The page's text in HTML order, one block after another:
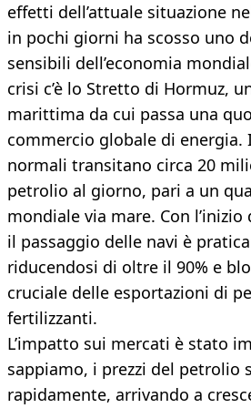
effetti dell’attuale situazione
in pochi giorni ha scosso uno
sensibili dell’economia
crisi c’è lo Stretto di Hormuz,
marittima da cui passa una
commercio globale di energia.
normali transitano circa 20
petrolio al giorno, pari a un
mondiale via mare. Con
il passaggio delle navi è
riducendosi di oltre il 90% e
cruciale delle esportazioni di
fertilizzanti.
L’impatto sui mercati è stato
sappiamo, i prezzi del petrolio
rapidamente, arrivando a